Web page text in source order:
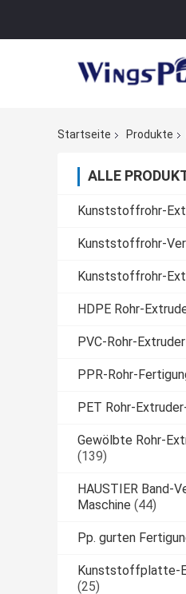
Startseite Produkte
ALLE
Kunststoffrohr-
Kunststoffrohr-
Kunststoffrohr-
HDPE Rohr-
PVC-Rohr-
PPR-Rohr-
PET Rohr-
Gewölbte Rohr-
(139)
HAUSTIER Band-
Maschine (44)
Pp. gurten
Kunststoffplatte-
(25)